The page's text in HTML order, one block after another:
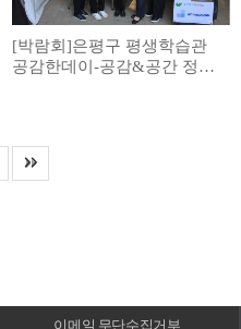
[박람회]은평구 평생학습관
공감한데이-공감&공간 정리
이메일 무단수집거부